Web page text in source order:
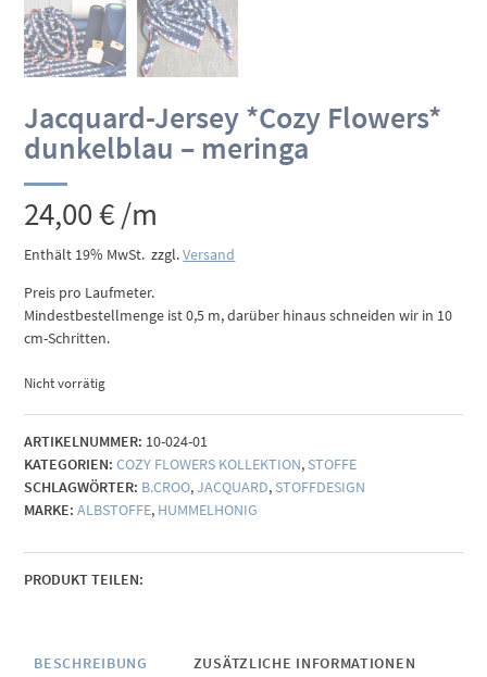
Jacquard-Jersey *Cozy Flowers*
dunkelblau – meringa
24,00€/m
Enthält 19% MwSt. zzgl.Versand
Preis pro Laufmeter.
Mindestbestellmenge ist 0,5 m, darüber hinaus schneiden wir in 10
cm-Schritten.
Nicht vorrätig
ARTIKELNUMMER: 10-024-01
KATEGORIEN: COZY FLOWERS KOLLEKTION, STOFFE
SCHLAGWÖRTER: B.CROO,JACQUARD, STOFFDESIGN
MARKE:ALBSTOFFE, HUMMELHONIG
PRODUKT TEILEN:
BESCHREIBUNG ZUSÄTZLICHE INFORMATIONEN